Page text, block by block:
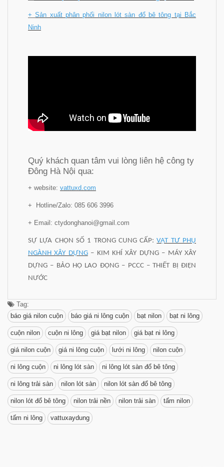
+Sản xuất phân phối nilon lót sàn đổ bê tông tại Bắc
Ninh
Quý khách quan tâm vui lòng liên hệ công ty
Đông Hà Nội qua:
+ website: vattuxd.com
+ Hotline/Zalo: 085 606 3996
+ Email: ctydonghanoi@gmail.com
SỰ LỰA CHỌN SỐ 1 TRONG CUNG CẤP:VẬT TƯ PHỤ
NGÀNH XÂY DỰNG– KIM KHÍ XÂY DỰNG – MÁY XÂY
DỰNG – BẢO HỘ LAO ĐỘNG – PCCC – THIẾT BỊ ĐIỆN
NƯỚC
Tag:
báo giá nilon cuộn
báo giá ni lông cuộn bạt nilon bạt ni lông
cuộn nilon cuộn ni lông giá bạt nilon giá bạt ni lông
giá nilon cuộn giá ni lông cuộn lưới ni lông nilon cuộn
ni lông cuộn ni lông lót sàn ni lông lót sàn đổ bê tông
ni lông trải sàn nilon lót sàn nilon lót sàn đổ bê tông
nilon lót đổ bê tông nilon trải nền nilon trải sàn tấm nilon
tấm ni lông vattuxaydung